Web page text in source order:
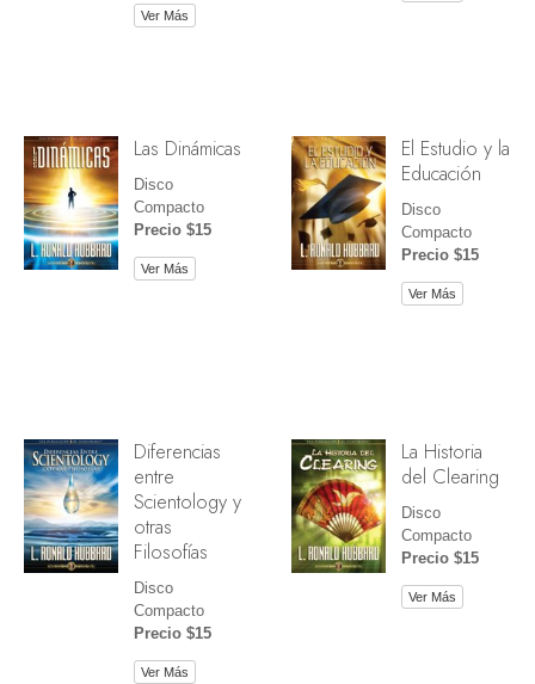
Ver Más
Las Dinámicas
Disco
Compacto
Precio $15
Ver Más
El Estudio y la
Educación
Disco
Compacto
Precio $15
Ver Más
Diferencias
entre
Scientology y
otras
Filosofías
Disco
Compacto
Precio $15
Ver Más
La Historia
del Clearing
Disco
Compacto
Precio $15
Ver Más